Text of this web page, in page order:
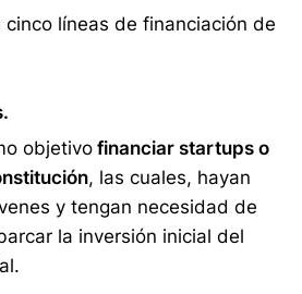
líneas de financiación de
objetivo financiar startups o
, las cuales, hayan
y tengan necesidad de
la inversión inicial del